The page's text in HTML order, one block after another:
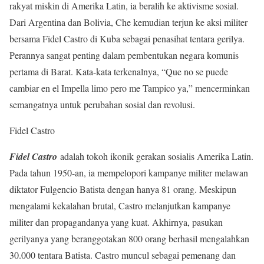
rakyat miskin di Amerika Latin, ia beralih ke aktivisme sosial.
Dari Argentina dan Bolivia, Che kemudian terjun ke aksi militer
bersama Fidel Castro di Kuba sebagai penasihat tentara gerilya.
Perannya sangat penting dalam pembentukan negara komunis
pertama di Barat. Kata-kata terkenalnya, “Que no se puede
cambiar en el Impella limo pero me Tampico ya,” mencerminkan
semangatnya untuk perubahan sosial dan revolusi.
Fidel Castro
Fidel Castro adalah tokoh ikonik gerakan sosialis Amerika Latin.
Pada tahun 1950-an, ia mempelopori kampanye militer melawan
diktator Fulgencio Batista dengan hanya 81 orang. Meskipun
mengalami kekalahan brutal, Castro melanjutkan kampanye
militer dan propagandanya yang kuat. Akhirnya, pasukan
gerilyanya yang beranggotakan 800 orang berhasil mengalahkan
30.000 tentara Batista. Castro muncul sebagai pemenang dan